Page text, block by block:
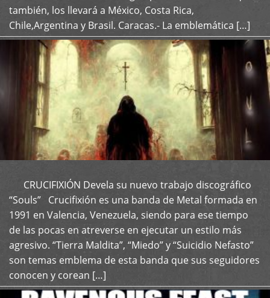
también, los llevará a México, Costa Rica,
Chile,Argentina y Brasil. Caracas.- La emblemática […]
CRUCIFIXIÓN Devela su nuevo trabajo discográfico
“Souls” Crucifixión es una banda de Metal formada en
1991 en Valencia, Venezuela, siendo para ese tiempo
de las pocas en atreverse en ejecutar un estilo más
agresivo. “Tierra Maldita”, “Miedo” y “Suicidio Nefasto”
son temas emblema de esta banda que sus seguidores
conocen y corean […]
+